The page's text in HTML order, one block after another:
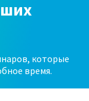
которые
время.